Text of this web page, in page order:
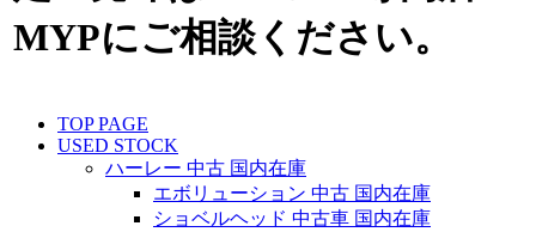
MYPにご相談ください。
TOP PAGE
USED STOCK
ハーレー 中古 国内在庫
エボリューション 中古 国内在庫
ショベルヘッド 中古車 国内在庫